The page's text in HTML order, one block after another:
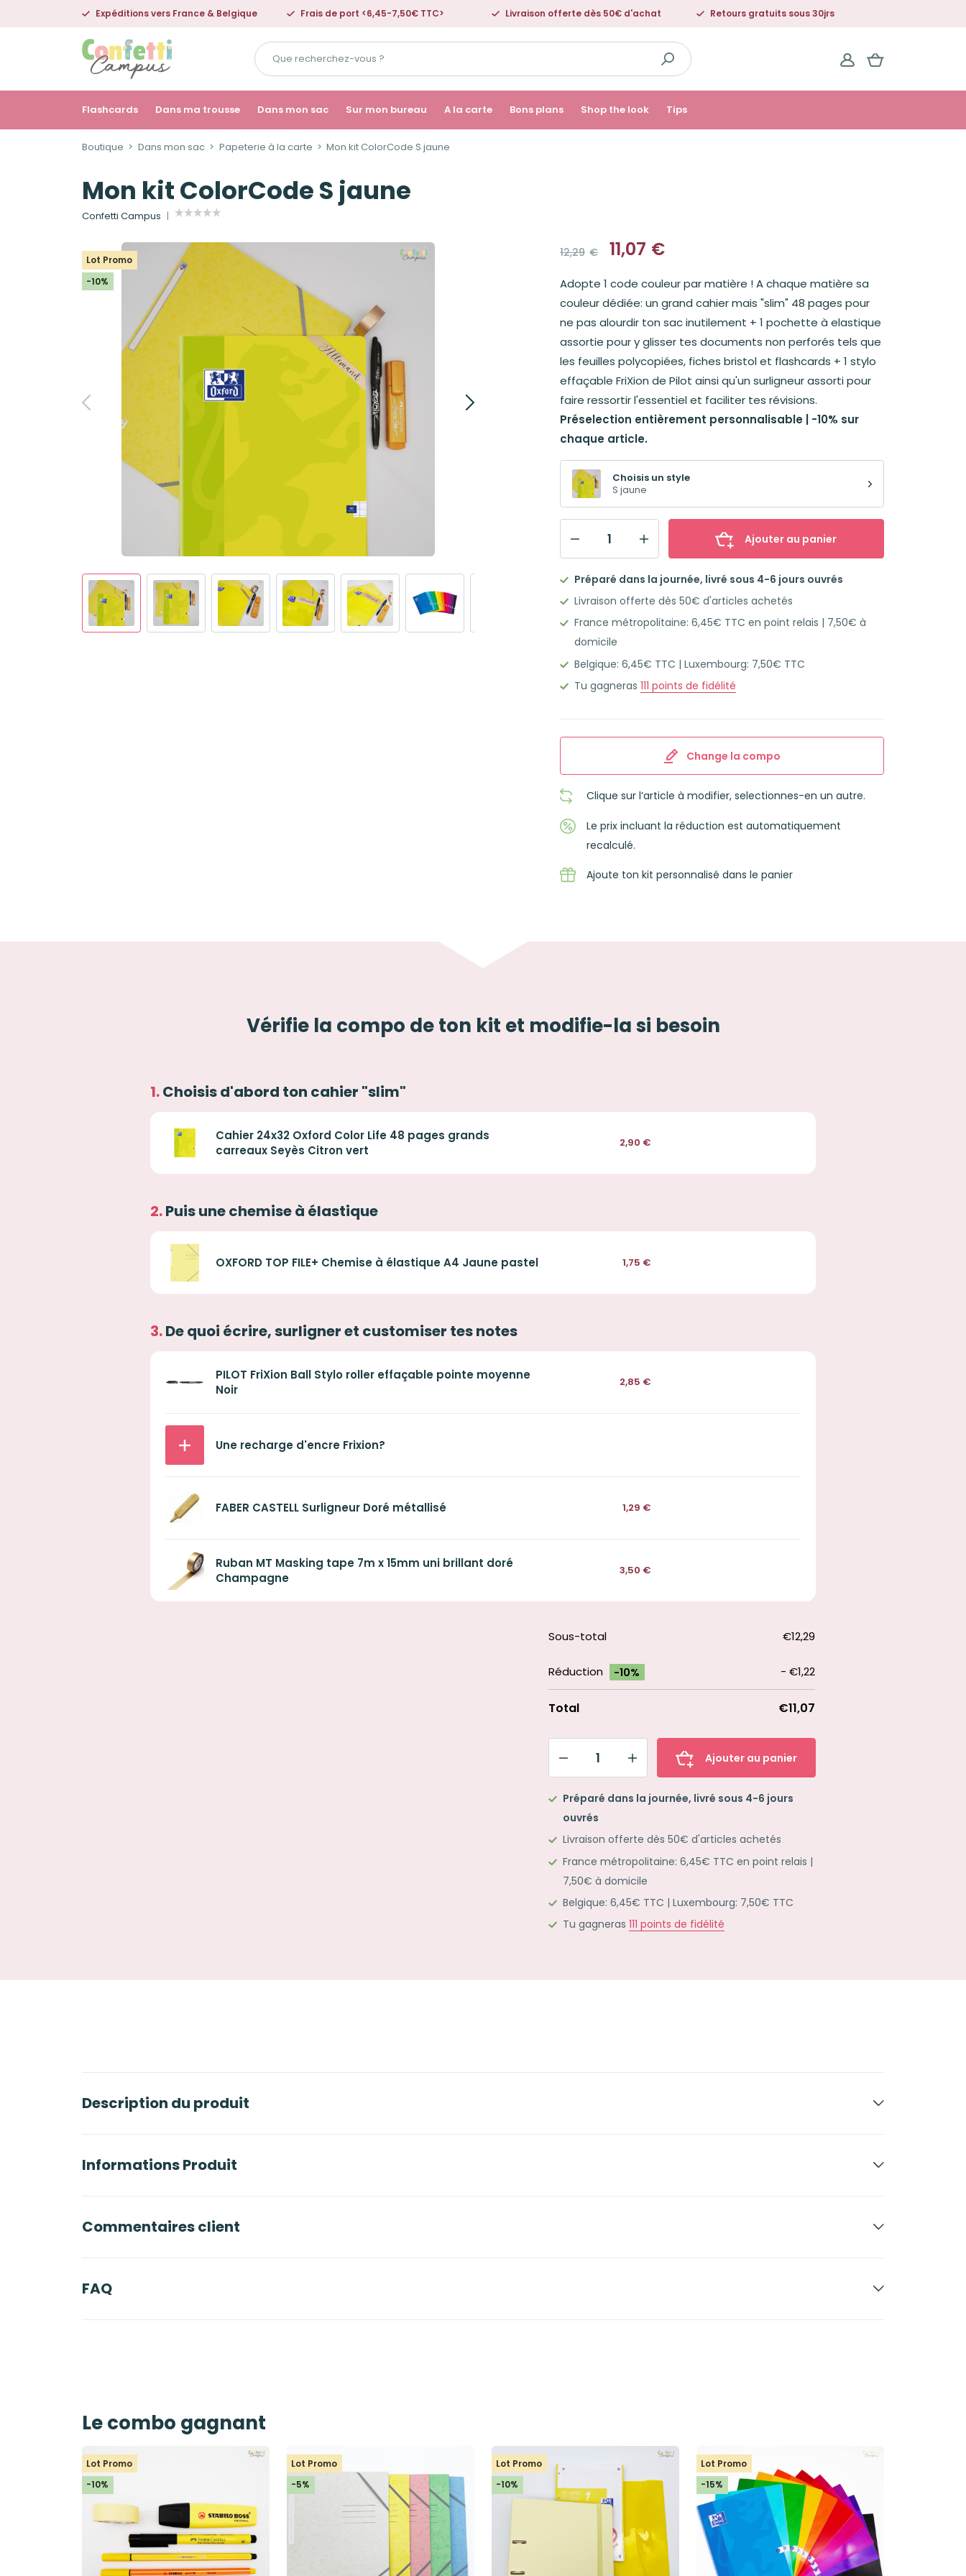
Expéditions vers France & Belgique Frais de port <6,45-7,50€ TTC> Livraison offerte dès 50€ d'achat Retours gratuits sous 30jrs
Que
recherchez-
vous
?
Flashcards Dans ma trousse Dans mon sac Sur mon bureau A la carte Bons plans Shop the look Tips
Boutique Dans mon sac Papeterie à la carte Mon kit ColorCode S jaune
Mon kit ColorCode S jaune
Confetti Campus
Lot Promo
-10%
12,29 €
Le
prix
initial
était :
12,29€.
11,07 €
Le
prix
actuel
est :
11,07€.
Adopte 1 code couleur par matière ! A chaque matière sa
couleur dédiée: un grand cahier mais "slim" 48 pages pour
ne pas alourdir ton sac inutilement + 1 pochette à elastique
assortie pour y glisser tes documents non perforés tels que
les feuilles polycopiées, fiches bristol et flashcards + 1 stylo
effaçable FriXion de Pilot ainsi qu'un surligneur assorti pour
faire ressortir l'essentiel et faciliter tes révisions.
Préselection entièrement personnalisable | -10% sur
chaque article.
Choisis un style
S jaune
Mon
kit
ColorCode
jaune
Ajouter au panier
Préparé dans la journée, livré sous 4-6 jours ouvrés
Livraison offerte dès 50€ d'articles achetés
France métropolitaine: 6,45€ TTC en point relais | 7,50€ à
domicile
Belgique: 6,45€ TTC | Luxembourg: 7,50€ TTC
Tu gagneras 111 points de fidélité
Change la compo
Clique sur l’article à modifier, selectionnes-en un autre.
Le prix incluant la réduction est automatiquement
recalculé.
Ajoute ton kit personnalisé dans le panier
Vérifie la compo de ton kit et modifie-la si besoin
Choisis d'abord ton cahier "slim"
Cahier 24x32 Oxford Color Life 48 pages grands
carreaux Seyès Citron vert
2,90 €
Puis une chemise à élastique
OXFORD TOP FILE+ Chemise à élastique A4 Jaune pastel 1,75 €
De quoi écrire, surligner et customiser tes notes
PILOT FriXion Ball Stylo roller effaçable pointe moyenne
Noir
2,85 €
Une recharge d'encre Frixion?
FABER CASTELL Surligneur Doré métallisé 1,29 €
Ruban MT Masking tape 7m x 15mm uni brillant doré
Champagne
3,50 €
Sous-total €12,29
Réduction -10% -€1,22
Total €11,07
Mon
ColorCode
S
jaune
Ajouter au panier
Préparé dans la journée, livré sous 4-6 jours
ouvrés
Livraison offerte dès 50€ d'articles achetés
France métropolitaine: 6,45€ TTC en point relais |
7,50€ à domicile
Belgique: 6,45€ TTC | Luxembourg: 7,50€ TTC
Tu gagneras111 points de fidélité
Description du produit
Informations Produit
Commentaires client
FAQ
Le combo gagnant
Lot Promo
-10%
Lot Promo
-5%
Lot Promo
-10%
Lot Promo
-15%